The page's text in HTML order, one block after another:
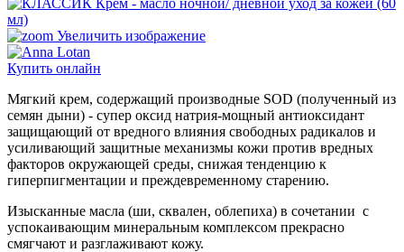
Увеличить изображение
Купить онлайн
Мягкий крем, содержащий производные SOD (полученный из
семян дыни) - супер оксид натрия-мощный антиоксидант
защищающий от вредного влияния свободных радикалов и
усиливающий защитные механизмы кожи против вредных
факторов окружающей среды, снижая тенденцию к
гиперпигментации и преждевременному старению.
Изысканные масла (ши, сквален, облепиха) в сочетании с
успокаивающим минеральным комплексом прекрасно
смягчают и разглаживают кожу.